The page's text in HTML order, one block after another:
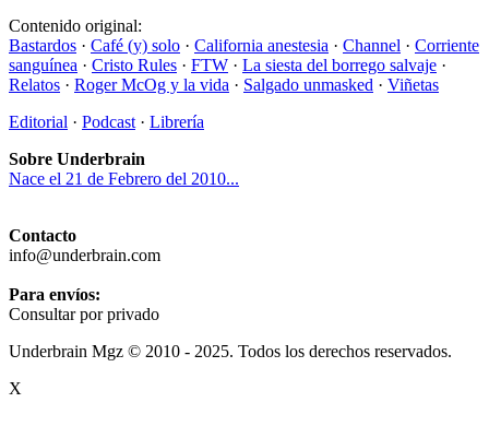
Contenido original:
Bastardos · Café (y) solo · California anestesia · Channel · Corriente
sanguínea · Cristo Rules · FTW · La siesta del borrego salvaje ·
Relatos · Roger McOg y la vida · Salgado unmasked · Viñetas
Editorial · Podcast · Librería
Sobre Underbrain
Nace el 21 de Febrero del 2010...
Contacto
info@underbrain.com
Para envíos:
Consultar por privado
Underbrain Mgz © 2010 - 2025. Todos los derechos reservados.
X